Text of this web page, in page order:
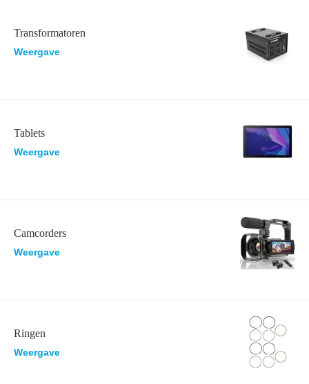
Transformatoren
Weergave
Tablets
Weergave
Camcorders
Weergave
Ringen
Weergave